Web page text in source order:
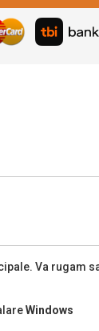
Va rugam
Windows